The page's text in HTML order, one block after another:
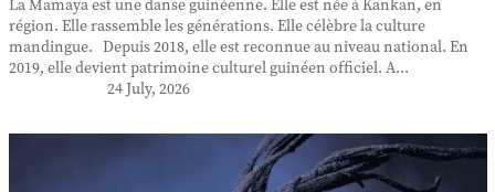
La Mamaya est une danse guinéenne. Elle est née à Kankan, en
région. Elle rassemble les générations. Elle célèbre la culture
mandingue. Depuis 2018, elle est reconnue au niveau national. En
2019, elle devient patrimoine culturel guinéen officiel. A...
24 July, 2026